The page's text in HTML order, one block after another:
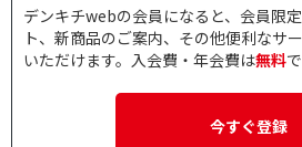
デンキチwebの会員になると、会員限
ト、新商品のご案内、その他便利なサ
いただけます。入会費・年会費は無料
今すぐ登録